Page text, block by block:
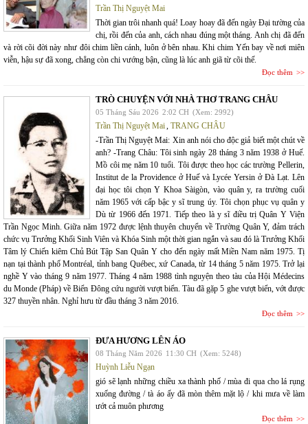
Trần Thị Nguyệt Mai
Thời gian trôi nhanh quá! Loay hoay đã đến ngày Đại tường của
chị, rồi đến của anh, cách nhau đúng một tháng. Anh chị đã đến
và rời cõi đời này như đôi chim liền cánh, luôn ở bên nhau. Khi chim Yến bay về nơi miên
viễn, hậu sự đã xong, chẳng còn chi vướng bận, cũng là lúc anh giã từ cõi thế.
Đọc thêm
TRÒ CHUYỆN VỚI NHÀ THƠ TRANG CHÂU
05 Tháng Sáu 2026 2:02 CH (Xem: 2992)
Trần Thị Nguyệt Mai, TRANG CHÂU
-Trần Thị Nguyệt Mai: Xin anh nói cho độc giả biết một chút về
anh? -Trang Châu: Tôi sinh ngày 28 tháng 3 năm 1938 ở Huế.
Mồ côi mẹ năm 10 tuổi. Tôi được theo học các trường Pellerin,
Institut de la Providence ở Huế và Lycée Yersin ở Đà Lạt. Lên
đại học tôi chọn Y Khoa Sàigòn, vào quân y, ra trường cuối
năm 1965 với cấp bậc y sĩ trung úy. Tôi chọn phục vụ quân y
Dù từ 1966 đến 1971. Tiếp theo là y sĩ điều trị Quân Y Viện
Trần Ngọc Minh. Giữa năm 1972 được lệnh thuyên chuyển về Trường Quân Y, đảm trách
chức vụ Trưởng Khối Sinh Viên và Khóa Sinh một thời gian ngắn và sau đó là Trưởng Khối
Tâm lý Chiến kiêm Chủ Bút Tập San Quân Y cho đến ngày mất Miền Nam năm 1975. Tị
nạn tại thành phố Montréal, tỉnh bang Québec, xứ Canada, từ 14 tháng 5 năm 1975. Trở lại
nghề Y vào tháng 9 năm 1977. Tháng 4 năm 1988 tình nguyện theo tàu của Hội Médecins
du Monde (Pháp) về Biển Đông cứu người vượt biển. Tàu đã gặp 5 ghe vượt biển, vớt được
327 thuyền nhân. Nghỉ hưu từ đầu tháng 3 năm 2016.
Đọc thêm
ĐƯA HƯƠNG LÊN ÁO
08 Tháng Năm 2026 11:30 CH (Xem: 5248)
Huỳnh Liễu Ngạn
gió sẽ lạnh những chiều xa thành phố / mùa đi qua cho lá rụng
xuống đường / tà áo ấy đã mòn thêm mặt lộ / khi mưa về làm
ướt cả muôn phương
Đọc thêm